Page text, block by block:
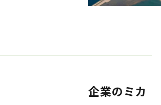
企業のミカ